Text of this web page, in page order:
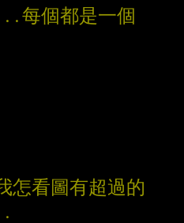
每個都是一個
怎看圖有超過的